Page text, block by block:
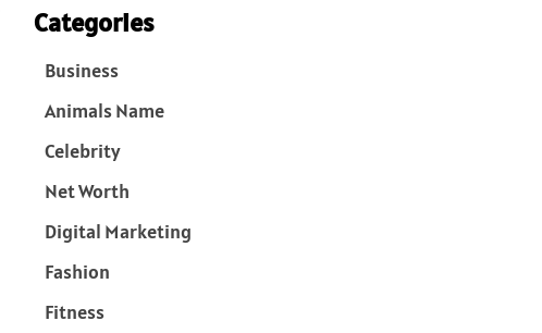
Categories
Business
Animals Name
Celebrity
Net Worth
Digital Marketing
Fashion
Fitness